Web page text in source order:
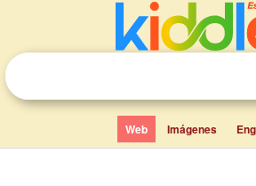
Web Imágenes